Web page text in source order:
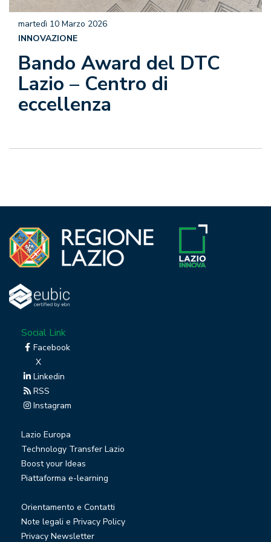
Bando Award del DTC
Lazio – Centro di
eccellenza
martedì 10 Marzo 2026
INNOVAZIONE
Social Link
Facebook
X
Linkedin
RSS
Instagram
Lazio Europa
Technology Transfer Lazio
Boost your Ideas
Piattaforma e-learning
Orientamento e Contatti
Note legali e Privacy Policy
Privacy Newsletter